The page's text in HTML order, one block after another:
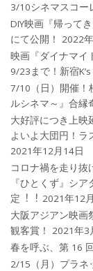
3/10シネマスコー
DIY映画『帰って
にて公開！
2022
映画『ダイナマイ
9/23まで！新宿
7/10（日）開催！
ルシネマ～』合縁
大好評につき上映
よいよ大団円！ラ
2021年12月14日
コロナ禍を⾛り抜
『ひとくず』シ
定︕︕ 2021年12
大阪アジアン映画
観客賞！
2021年3
春を呼ぶ、第 16
2/15（月）プラネ